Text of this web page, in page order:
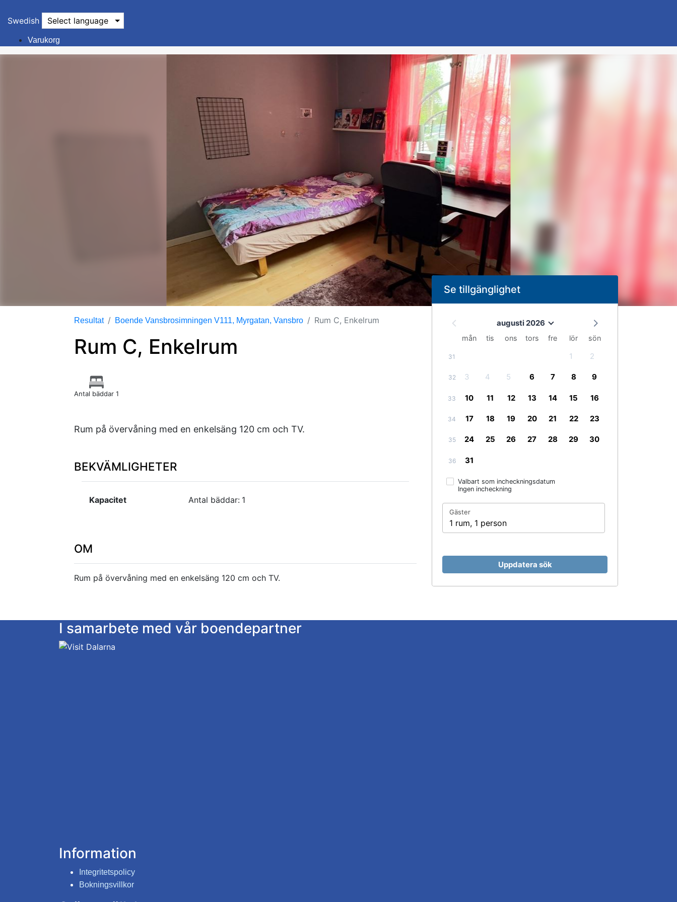
Swedish Select language
Varukorg
Resultat Boende Vansbrosimningen V111, Myrgatan, Vansbro Rum C, Enkelrum
Rum C, Enkelrum
Antal bäddar 1
Rum på övervåning med en enkelsäng 120 cm och TV.
BEKVÄMLIGHETER
Kapacitet Antal bäddar: 1
OM
Rum på övervåning med en enkelsäng 120 cm och TV.
Se tillgänglighet
augusti 2026
mån tis ons tors fre lör sön
31 1 2
32 3 4 5 6 7 8 9
33 10 11 12 13 14 15 16
34 17 18 19 20 21 22 23
35 24 25 26 27 28 29 30
36 31
Valbart som incheckningsdatum
Ingen incheckning
Gäster
1 rum, 1 person
Uppdatera sök
I samarbete med vår boendepartner
Information
Integritetspolicy
Bokningsvillkor